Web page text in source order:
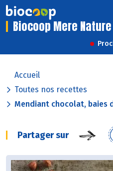
Biocoop Mere Nature
Accueil
Toutes nos recettes
Mendiant chocolat, baies
Partager sur